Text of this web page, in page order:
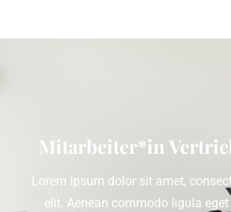
Mitarbeiter*in
Lorem ipsum dolor sit amet,
elit. Aenean commodo ligula eget